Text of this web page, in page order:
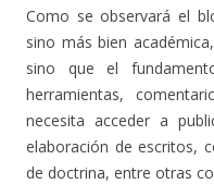
Como se observará el
sino más bien
sino que el
herramientas,
necesita acceder a
elaboración de escritos,
de doctrina, entre otras